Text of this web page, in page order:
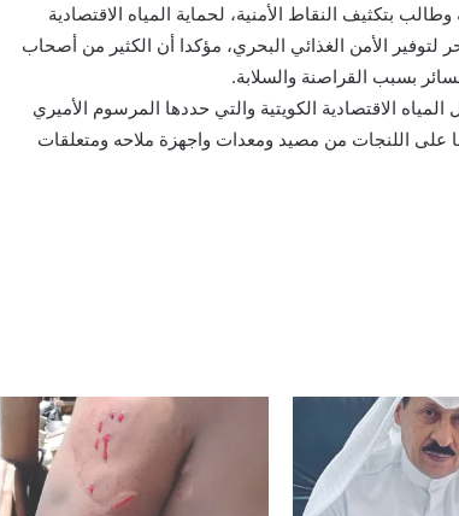
بتكثيف النقاط الأمنية، لحماية المياه الاقتصادية
لتوفير الأمن الغذائي البحري، مؤكدا أن الكثير من أصحاب
بسبب القراصنة والسلابة.
الاقتصادية الكويتية والتي حددها المرسوم الأميري
كل ما على اللنجات من مصيد ومعدات واجهزة ملاحه ومتعلقات